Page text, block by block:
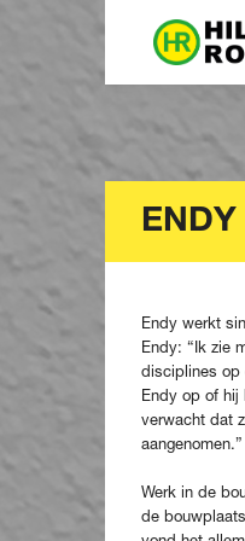
Endy werkt
Endy: “Ik zie
disciplines op
Endy op of hij
verwacht dat
aangenomen.”
Werk in de
de